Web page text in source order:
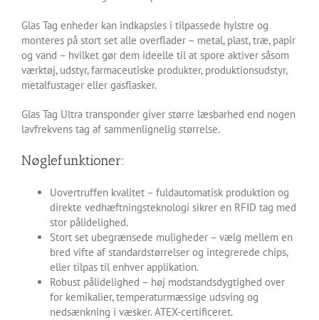
Glas Tag enheder kan indkapsles i tilpassede hylstre og
monteres på stort set alle overflader – metal, plast, træ, papir
og vand – hvilket gør dem ideelle til at spore aktiver såsom
værktøj, udstyr, farmaceutiske produkter, produktionsudstyr,
metalfustager eller gasflasker.
Glas Tag Ultra transponder giver større læsbarhed end nogen
lavfrekvens tag af sammenlignelig størrelse.
Nøglefunktioner:
Uovertruffen kvalitet – fuldautomatisk produktion og
direkte vedhæftningsteknologi sikrer en RFID tag med
stor pålidelighed.
Stort set ubegrænsede muligheder – vælg mellem en
bred vifte af standardstørrelser og integrerede chips,
eller tilpas til enhver applikation.
Robust pålidelighed – høj modstandsdygtighed over
for kemikalier, temperaturmæssige udsving og
nedsænkning i væsker. ATEX-certificeret.